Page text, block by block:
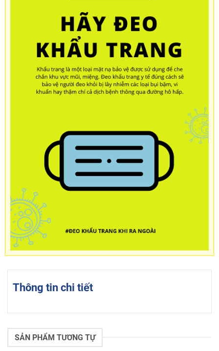
Thông tin chi tiết
SẢN PHẨM TƯƠNG TỰ